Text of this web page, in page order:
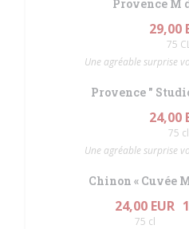
Provence M
29,00
75
Une agréable surprise
Provence "
24,00
75 cl
Une agréable surprise
Chinon « Cuvée
24,00 EUR
75 cl